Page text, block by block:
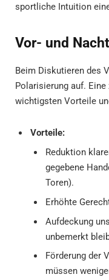
sportliche Intuition
Vor- und
Beim Diskutieren des
Polarisierung auf.
wichtigsten Vorteile
Vorteile:
Reduktion
gegebene
Toren).
Erhöhte
Aufdeckung
unbemerkt
Förderung der
müssen